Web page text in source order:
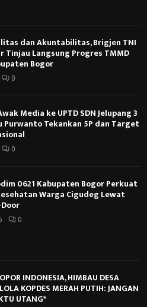
dan Akuntabilitas, Brigjen TNI
Tinjau Langsung Progres TMMD
Bogor
0
Media ke UPTD SDN Jelupang 3
Purwanto Tekankan 5P dan Target
0
0621 Kabupaten Bogor Perkuat
Warga Cigudeg Lewat
0
INDONESIA, HIMBAU DESA
KOPDES MERAH PUTIH: JANGAN
UTANG*